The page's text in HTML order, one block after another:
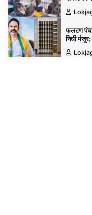
फलटण
निधी मंजूर;